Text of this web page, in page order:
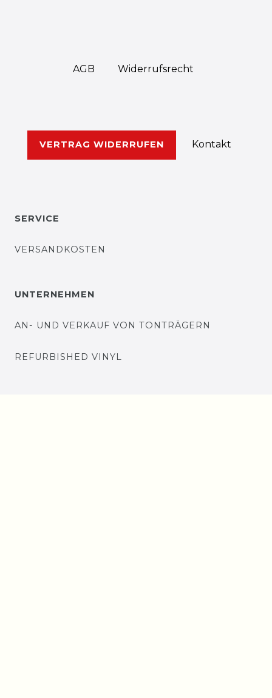
AGB Widerrufs­recht
VERTRAG WIDERRUFEN Kontakt
SERVICE
VERSANDKOSTEN
UNTERNEHMEN
AN- UND VERKAUF VON TONTRÄGERN
REFURBISHED VINYL